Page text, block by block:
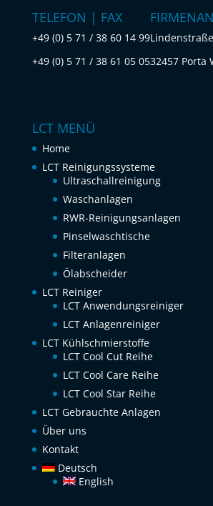
TELEFON | FAX
+49 (0) 5 71 / 38 60 14 99
+49 (0) 5 71 / 38 61 05 0532457 Porta
LCT MENÜ
Home
LCT Reinigungssysteme
Ultraschallreinigung
Waschanlagen
RWR-Reinigungsanlagen
Pinselwaschtische
Filteranlagen
Ölabscheider
LCT Reiniger
LCT Anwendungsreiniger
LCT Anlagenreiniger
LCT Kühlschmierstoffe
LCT Cool Cut Reihe
LCT Cool Care Reihe
LCT Cool Star Reihe
LCT Gebrauchte Anlagen
Über uns
Kontakt
Deutsch
English